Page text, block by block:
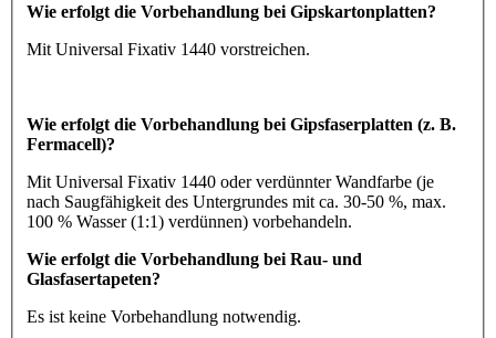
Wie erfolgt die Vorbehandlung bei Gipskartonplatten?
Mit Universal Fixativ 1440 vorstreichen.
Wie erfolgt die Vorbehandlung bei Gipsfaserplatten (z. B.
Fermacell)?
Mit Universal Fixativ 1440 oder verdünnter Wandfarbe (je
nach Saugfähigkeit des Untergrundes mit ca. 30-50 %, max.
100 % Wasser (1:1) verdünnen) vorbehandeln.
Wie erfolgt die Vorbehandlung bei Rau- und
Glasfasertapeten?
Es ist keine Vorbehandlung notwendig.